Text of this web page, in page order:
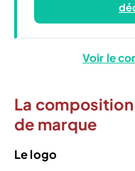
Voir le
La
de marque
Le logo